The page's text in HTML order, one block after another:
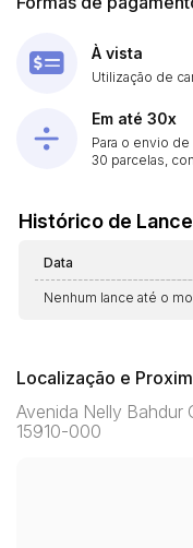
À vista
Utilização de
Em até 30x
Para o envio
30 parcelas,
Histórico de
Data
Nenhum lance até o
Localização e
Avenida Nelly Bahdur
15910-000